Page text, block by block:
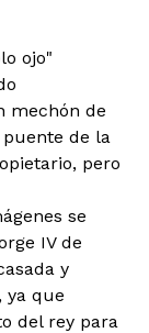
ojo"
mechón de
de la
pero
se
IV de
y
ya que
del rey para